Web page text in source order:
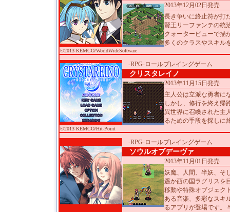
2013年12月02日発売
長き争いに終止符が打
賢王リーファンテの統
クォータービューで描
多くのクラスやスキル
©2013 KEMCO/WorldWideSoftware
-RPG-ロールプレイングゲーム
クリスタレイノ
2013年11月15日発売
主人公は立派な勇者に
しかし、修行を終え帰
異世界に召喚された主
るための手段を探しに
©2013 KEMCO/Hit-Point
-RPG-ロールプレイングゲーム
ソウルオブデーヴァ
2013年11月01日発売
妖魔、人間、半妖、そ
遥か西の国ラグリスを
移動や特殊オブジェク
ある音楽、多彩なスキ
るアプリが登場です。